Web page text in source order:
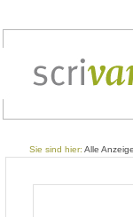
Sie sind hier: Alle